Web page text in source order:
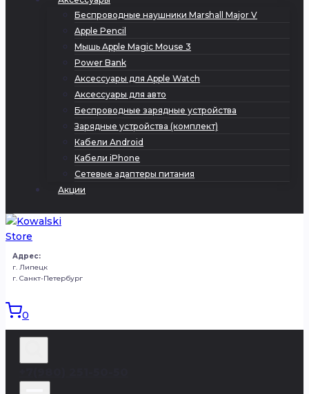
Беспроводные наушники Marshall Major V
Apple Pencil
Мышь Apple Magic Mouse 3
Power Bank
Аксессуары для Apple Watch
Аксессуары для авто
Беспроводные зарядные устройства
Зарядные устройства (комплект)
Кабели Android
Кабели iPhone
Сетевые адаптеры питания
Акции
Адрес:
г. Липецк
г. Санкт-Петербург
0